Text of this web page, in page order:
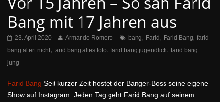
Bang mit 17 Jahren aus
23. April 2020 Armando Romero bang, Farid , Farid Bang, farid
bang altert nicht, farid bang altes foto, farid bang jugendlich, farid bang
jung
Farid Bang Seit kurzer Zeit hostet der Banger-Boss seine eigene
Show auf Instagram. Jeden Tag geht Farid Bang auf seinem